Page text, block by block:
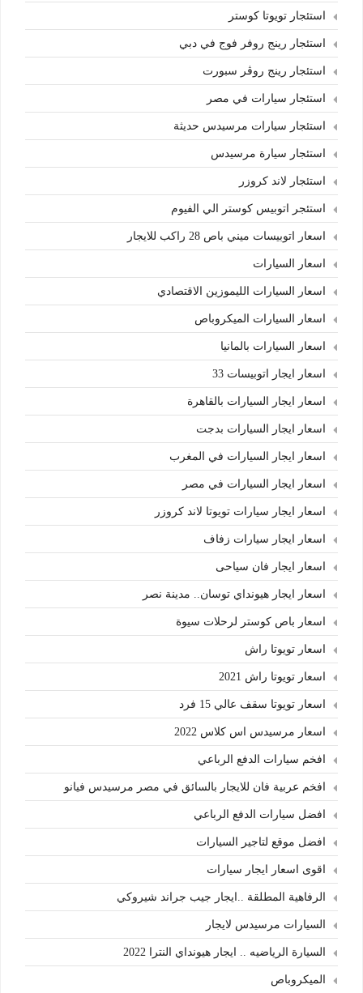
استئجار تويوتا كوستر
استئجار رينج روفر فوج في دبي
استئجار رينج روڤر سبورت
استئجار سيارات في مصر
استئجار سيارات مرسيدس حديثة
استئجار سيارة مرسيدس
استئجار لاند كروزر
استئجر اتوبيس كوستر الي الفيوم
اسعار اتوبيسات ميني باص 28 راكب للايجار
اسعار السيارات
اسعار السيارات الليموزين الاقتصادي
اسعار السيارات الميكروباص
اسعار السيارات بالمانيا
اسعار ايجار اتوبيسات 33
اسعار ايجار السيارات بالقاهرة
اسعار ايجار السيارات بدجت
اسعار ايجار السيارات في المغرب
اسعار ايجار السيارات في مصر
اسعار ايجار سيارات تويوتا لاند كروزر
اسعار ايجار سيارات زفاف
اسعار ايجار فان سياحى
اسعار ايجار هيونداي توسان.. مدينة نصر
اسعار باص كوستر لرحلات سيوة
اسعار تويوتا راش
اسعار تويوتا راش 2021
اسعار تويوتا سقف عالي 15 فرد
اسعار مرسيدس اس كلاس 2022
افخم سيارات الدفع الرباعي
افخم عربية فان للايجار بالسائق في مصر مرسيدس فيانو
افضل سيارات الدفع الرباعي
افضل موقع لتاجير السيارات
اقوى اسعار ايجار سيارات
الرفاهية المطلقة ..ايجار جيب جراند شيروكي
السيارات مرسيدس لايجار
السيارة الرياضيه .. ايجار هيونداي النترا 2022
الميكروباص